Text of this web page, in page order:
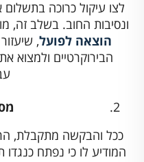
לצו עיקול כרוכה
ונסיבות החוב. בשלב זה,
הוצאה לפועל,
הבירוקרטיים ולמצוא
ככל והבקשה מתקבלת,
המודיע לו כי נפתח